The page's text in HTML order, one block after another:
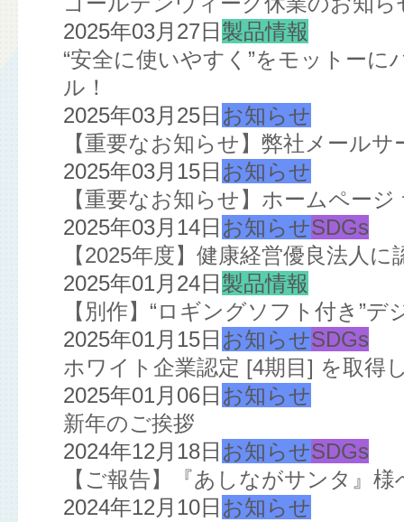
2025年03月27日 製品情報
“安全に使いやすく”をモットー
ル！
2025年03月25日 お知らせ
【重要なお知らせ】弊社メール
2025年03月15日 お知らせ
【重要なお知らせ】ホームペー
2025年03月14日 お知らせSDGs
【2025年度】健康経営優良法人
2025年01月24日 製品情報
【別作】“ロギングソフト付き”
2025年01月15日 お知らせSDGs
ホワイト企業認定 [4期目] を取得
2025年01月06日 お知らせ
新年のご挨拶
2024年12月18日 お知らせSDGs
【ご報告】『あしながサンタ』
2024年12月10日 お知らせ